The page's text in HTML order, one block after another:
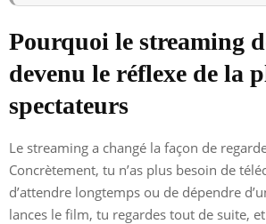
Pourquoi le streaming
devenu le réflexe de la
spectateurs
Le streaming a changé la façon de
Concrètement, tu n’as plus besoin de
d’attendre longtemps ou de dépendre
lances le film, tu regardes tout de suite,